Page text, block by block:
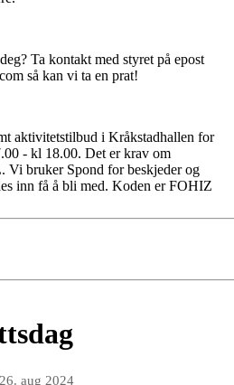
Ta kontakt med styret på epost
så kan vi ta en prat!
aktivitetstilbud i Kråkstadhallen for
- kl 18.00. Det er krav om
Vi bruker Spond for beskjeder og
inn få å bli med. Koden er FOHIZ
26. aug 2024